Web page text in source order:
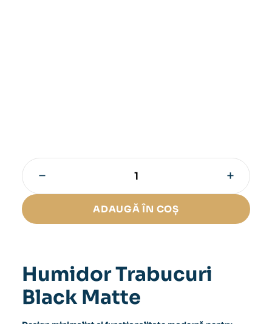
Humidor
Matte
− +
ADAUGĂ ÎN COȘ
Humidor Trabucuri
Black Matte